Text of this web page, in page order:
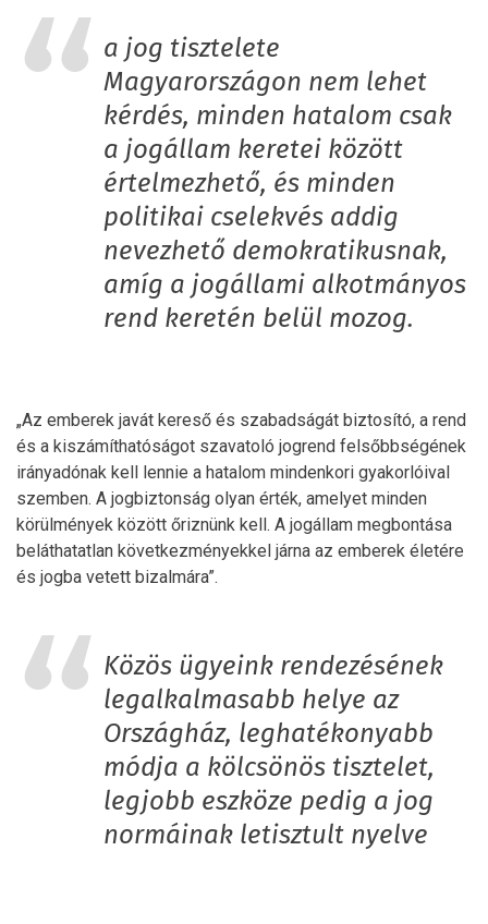
a jog tisztelete
Magyarországon nem lehet
kérdés, minden hatalom csak
a jogállam keretei között
értelmezhető, és minden
politikai cselekvés addig
nevezhető demokratikusnak,
amíg a jogállami alkotmányos
rend keretén belül mozog.
„Az emberek javát kereső és szabadságát biztosító, a rend
és a kiszámíthatóságot szavatoló jogrend felsőbbségének
irányadónak kell lennie a hatalom mindenkori gyakorlóival
szemben. A jogbiztonság olyan érték, amelyet minden
körülmények között őriznünk kell. A jogállam megbontása
beláthatatlan következményekkel járna az emberek életére
és jogba vetett bizalmára”.
Közös ügyeink rendezésének
legalkalmasabb helye az
Országház, leghatékonyabb
módja a kölcsönös tisztelet,
legjobb eszköze pedig a jog
normáinak letisztult nyelve